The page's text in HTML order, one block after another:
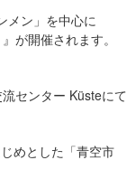
メン」を中心に
が開催されます。
センター Küsteにて
めとした「青空市